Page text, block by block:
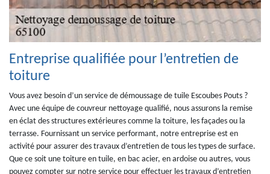
Entreprise qualifiée pour l’entretien de
toiture
Vous avez besoin d’un service de démoussage de tuile Escoubes Pouts ?
Avec une équipe de couvreur nettoyage qualifié, nous assurons la remise
en éclat des structures extérieures comme la toiture, les façades ou la
terrasse. Fournissant un service performant, notre entreprise est en
activité pour assurer des travaux d’entretien de tous les types de surface.
Que ce soit une toiture en tuile, en bac acier, en ardoise ou autres, vous
pouvez compter sur notre service pour effectuer les travaux d’entretien